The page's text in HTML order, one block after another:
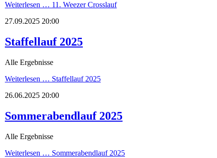
Weiterlesen … 11. Weezer Crosslauf
27.09.2025 20:00
Staffellauf 2025
Alle Ergebnisse
Weiterlesen … Staffellauf 2025
26.06.2025 20:00
Sommerabendlauf 2025
Alle Ergebnisse
Weiterlesen … Sommerabendlauf 2025